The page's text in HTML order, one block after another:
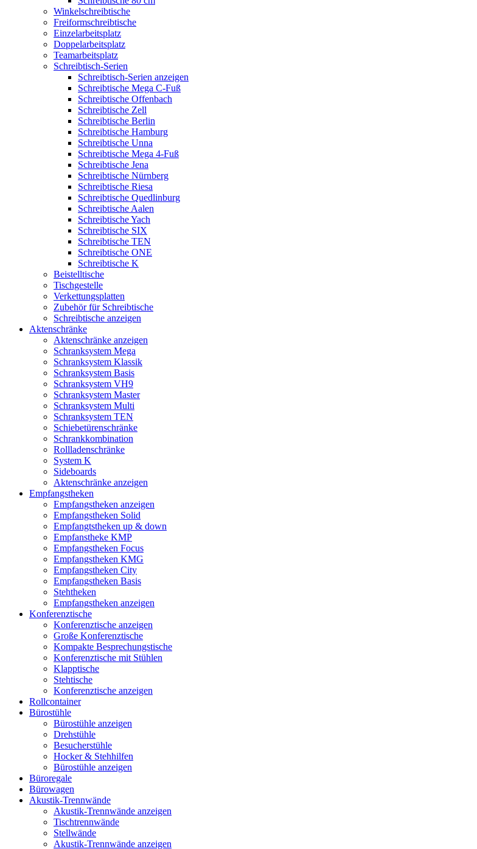
Winkelschreibtische
Freiformschreibtische
Einzelarbeitsplatz
Doppelarbeitsplatz
Teamarbeitsplatz
Schreibtisch-Serien
Schreibtisch-Serien anzeigen
Schreibtische Mega C-Fuß
Schreibtische Offenbach
Schreibtische Zell
Schreibtische Berlin
Schreibtische Hamburg
Schreibtische Unna
Schreibtische Mega 4-Fuß
Schreibtische Jena
Schreibtische Nürnberg
Schreibtische Riesa
Schreibtische Quedlinburg
Schreibtische Aalen
Schreibtische Yach
Schreibtische SIX
Schreibtische TEN
Schreibtische ONE
Schreibtische K
Beistelltische
Tischgestelle
Verkettungsplatten
Zubehör für Schreibtische
Schreibtische anzeigen
Aktenschränke
Aktenschränke anzeigen
Schranksystem Mega
Schranksystem Klassik
Schranksystem Basis
Schranksystem VH9
Schranksystem Master
Schranksystem Multi
Schranksystem TEN
Schiebetürenschränke
Schrankkombination
Rollladenschränke
System K
Sideboards
Aktenschränke anzeigen
Empfangstheken
Empfangstheken anzeigen
Empfangstheken Solid
Empfangtstheken up & down
Empfanstheke KMP
Empfangstheken Focus
Empfangstheken KMG
Empfangstheken City
Empfangstheken Basis
Stehtheken
Empfangstheken anzeigen
Konferenztische
Konferenztische anzeigen
Große Konferenztische
Kompakte Besprechungstische
Konferenztische mit Stühlen
Klapptische
Stehtische
Konferenztische anzeigen
Rollcontainer
Bürostühle
Bürostühle anzeigen
Drehstühle
Besucherstühle
Hocker & Stehhilfen
Bürostühle anzeigen
Büroregale
Bürowagen
Akustik-Trennwände
Akustik-Trennwände anzeigen
Tischtrennwände
Stellwände
Akustik-Trennwände anzeigen